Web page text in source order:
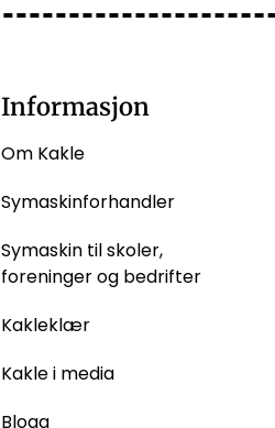
Informasjon
Om Kakle
Symaskinforhandler
Symaskin til skoler,
foreninger og bedrifter
Kakleklær
Kakle i media
Blogg